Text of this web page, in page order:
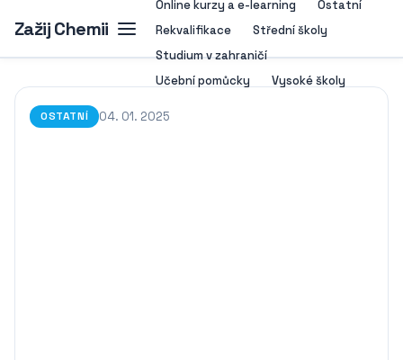
Zažij Chemii
Online kurzy a e-learning
Ostatní
Rekvalifikace
Střední školy
Studium v zahraničí
Učební pomůcky
Vysoké školy
OSTATNÍ 04. 01. 2025